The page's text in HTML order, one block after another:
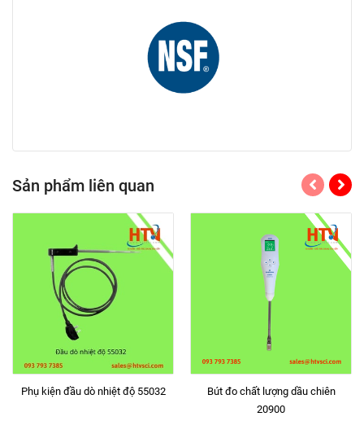
Sản phẩm liên quan
Phụ kiện đầu dò nhiệt độ 55032
Bút đo chất lượng dầu chiên
20900